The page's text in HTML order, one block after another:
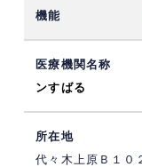
ンすばる
代々木上原Ｂ１０